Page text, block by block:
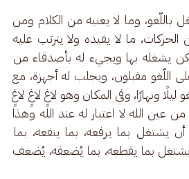
وما لا يعنيه من الكلام ومن
ما لا يفيده ولا يترتب عليه
يشغله بها ويجيء له بأصدقاء من
اللّغو مقبلون، ويجلب له أجهزة، مع
ليلًا ونهارًا، وفي المكان وهو لاغٍ لاغٍ لاغٍ
الله لا اعتبار له عند الله وهذا
يشتغل بما يرفعه، بما ينفعه، بما
يشتغل بما يقطعه، بما يُضعفه، يُضعف